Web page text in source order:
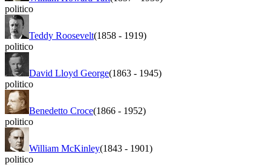
politico
Teddy Roosevelt(1858 - 1919)
politico
David Lloyd George(1863 - 1945)
politico
Benedetto Croce(1866 - 1952)
politico
William McKinley(1843 - 1901)
politico